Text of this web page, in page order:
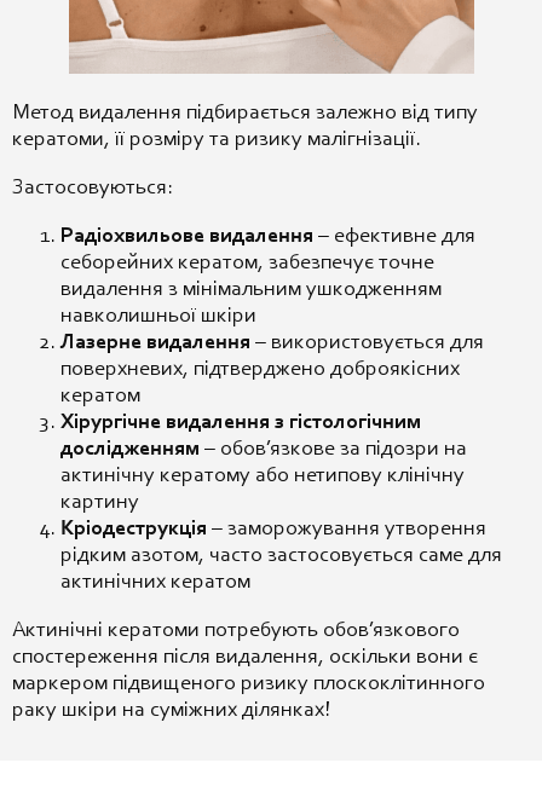
Метод видалення підбирається залежно від типу
кератоми, її розміру та ризику малігнізації.
Застосовуються:
Радіохвильове видалення – ефективне для
себорейних кератом, забезпечує точне
видалення з мінімальним ушкодженням
навколишньої шкіри
Лазерне видалення – використовується для
поверхневих, підтверджено доброякісних
кератом
Хірургічне видалення з гістологічним
дослідженням – обов’язкове за підозри на
актинічну кератому або нетипову клінічну
картину
Кріодеструкція – заморожування утворення
рідким азотом, часто застосовується саме для
актинічних кератом
Актинічні кератоми потребують обов’язкового
спостереження після видалення, оскільки вони є
маркером підвищеного ризику плоскоклітинного
раку шкіри на суміжних ділянках!